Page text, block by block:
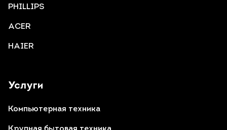
Услуги
Компьютерная техника
PHILLIPS
ACER
HAIER